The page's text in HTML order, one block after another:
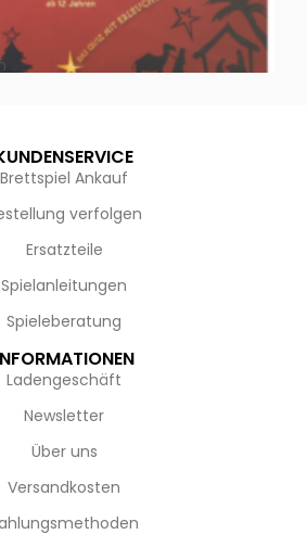
Brettspiel Ankauf
verfolgen
Ersatzteile
Spielanleitungen
Spieleberatung
Ladengeschäft
Newsletter
Über uns
Versandkosten